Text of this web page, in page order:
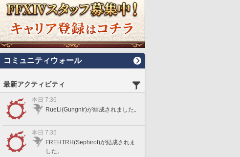
コミュニティウォール
最新アクティビティ
本日 7:36
RueLi(Gungnir)が結成されました。
本日 7:35
FREHTRH(Sephirot)が結成されま
した。